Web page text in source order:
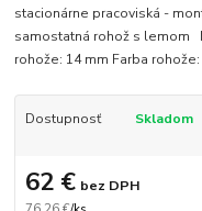
stacionárne pracoviská -
samostatná rohož s lemom
rohože: 14 mm Farba rohože:
Dostupnosť Skladom
62 € bez DPH